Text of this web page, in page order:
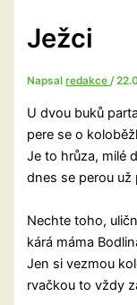
Ježci
Napsalredakce/
U dvou buků
pere se o
Je to hrůza, milé
dnes se perou už
Nechte toho,
kárá máma
Jen si vezmou
rvačkou to vždy